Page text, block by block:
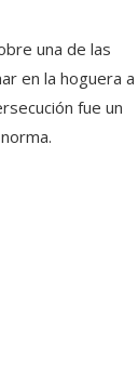
una de las
en la hoguera a
fue un